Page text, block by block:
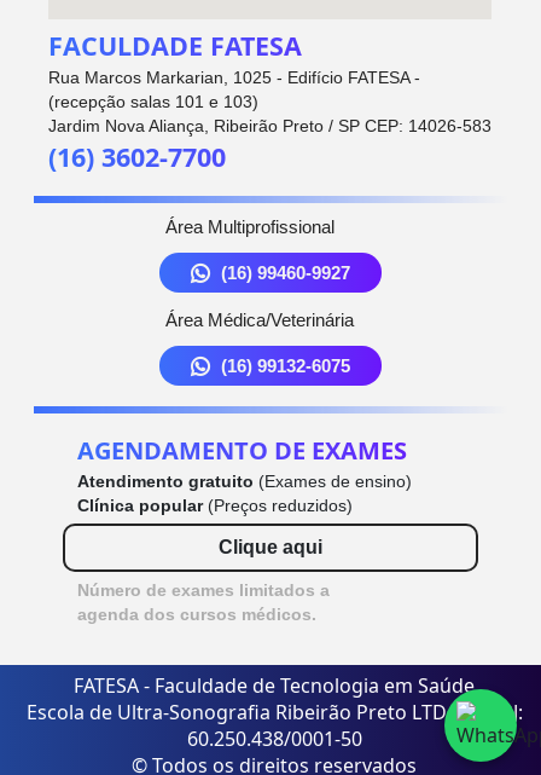
FACULDADE FATESA
Rua Marcos Markarian, 1025 - Edifício FATESA -
(recepção salas 101 e 103)
Jardim Nova Aliança, Ribeirão Preto / SP CEP: 14026-583
(16) 3602-7700
Área Multiprofissional
(16) 99460-9927
Área Médica/Veterinária
(16) 99132-6075
AGENDAMENTO DE EXAMES
Atendimento gratuito (Exames de ensino)
Clínica popular(Preços reduzidos)
Clique aqui
Número de exames limitados a
agenda dos cursos médicos.
FATESA - Faculdade de Tecnologia em Saúde
Escola de Ultra-Sonografia Ribeirão Preto LTDA - CNPJ:
60.250.438/0001-50
© Todos os direitos reservados